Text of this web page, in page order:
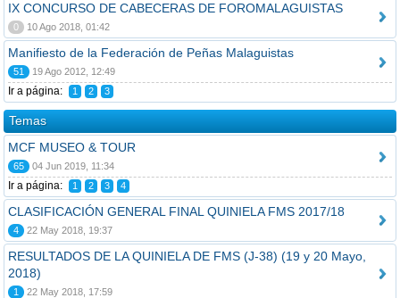
IX CONCURSO DE CABECERAS DE FOROMALAGUISTAS
0 10 Ago 2018, 01:42
Manifiesto de la Federación de Peñas Malaguistas
51 19 Ago 2012, 12:49
Ir a página: 1 2 3
Temas
MCF MUSEO & TOUR
65 04 Jun 2019, 11:34
Ir a página: 1 2 3 4
CLASIFICACIÓN GENERAL FINAL QUINIELA FMS 2017/18
4 22 May 2018, 19:37
RESULTADOS DE LA QUINIELA DE FMS (J-38) (19 y 20 Mayo,
2018)
1 22 May 2018, 17:59